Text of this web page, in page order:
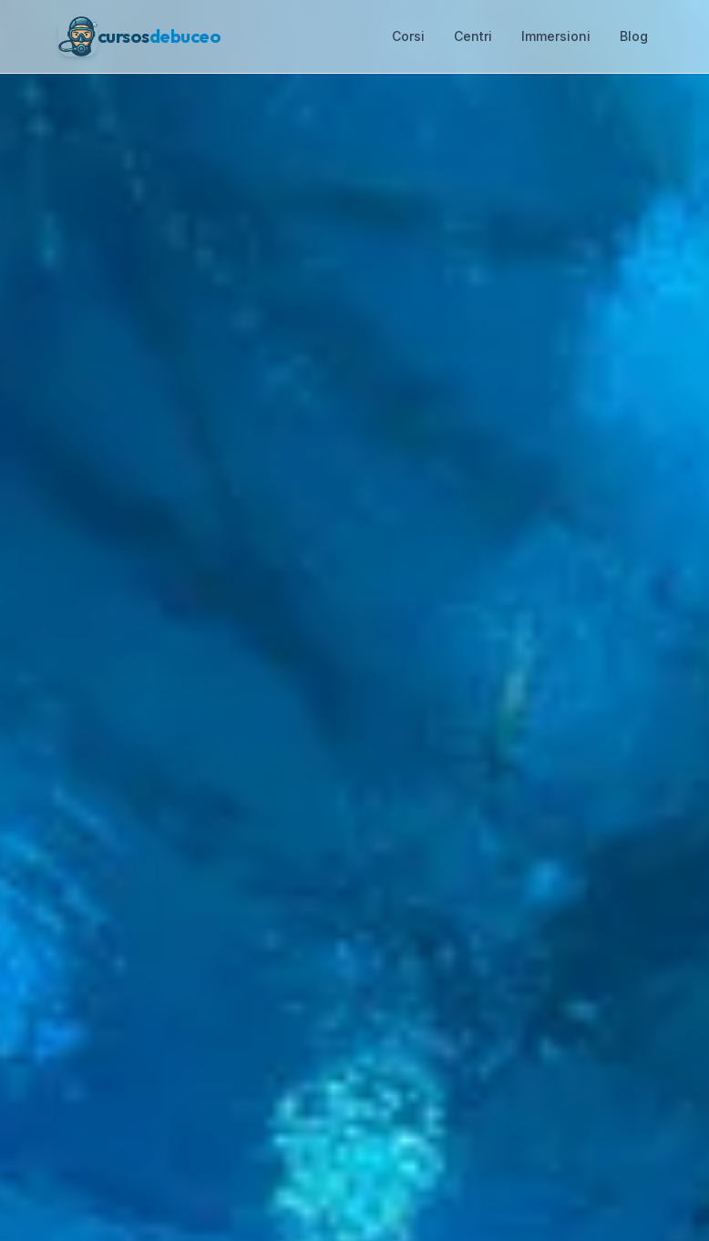
cursosdebuceo Corsi Centri Immersioni Blog